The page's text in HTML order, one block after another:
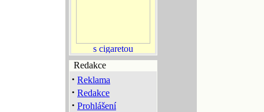
Redakce
· Reklama
· Redakce
· Prohlášení